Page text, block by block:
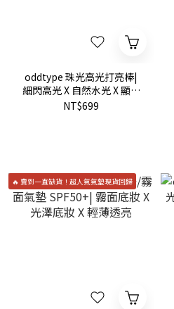
oddtype 珠光高光打亮棒|
細閃高光 X 自然水光 X 顯色
服貼
NT$699
🔥 賣到一直缺貨！超人氣氣墊現貨回歸